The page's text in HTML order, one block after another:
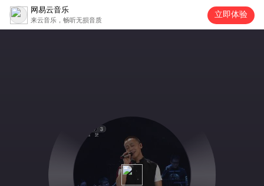
网易云音乐
来云音乐，畅听无损音质
立即体验